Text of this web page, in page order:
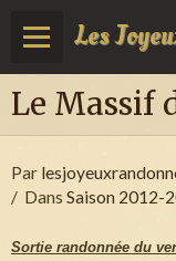
Le Massif
Par
Dans Saison 2012-
Sortie randonnée du